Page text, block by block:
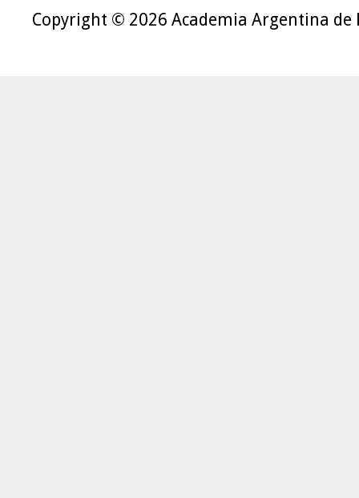
Copyright © 2026 Academia Argentina de